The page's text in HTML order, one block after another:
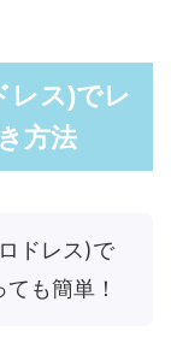
レス)でレ
方法
ドレス)で
も簡単！